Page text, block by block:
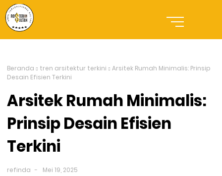
Beranda tren arsitektur terkini
Arsitek Rumah Minimalis: Prinsip
Desain Efisien Terkini
Arsitek Rumah Minimalis:
Prinsip Desain Efisien
Terkini
refinda Mei 19, 2025